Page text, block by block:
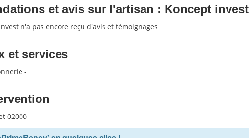
et avis sur l'artisan : Koncept invest
n'a pas encore reçu d'avis et témoignages
et services
-
02000